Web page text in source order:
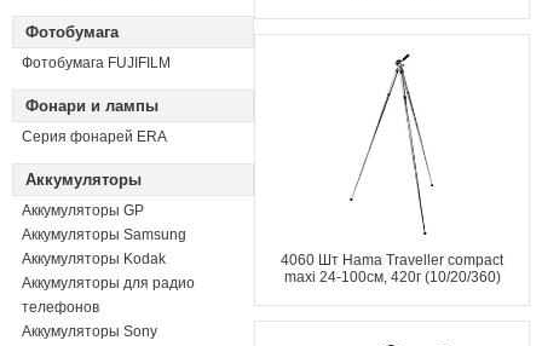
Фотобумага
Фотобумага FUJIFILM
Фонари и лампы
Серия фонарей ERA
Аккумуляторы
Аккумуляторы GP
Аккумуляторы Samsung
Аккумуляторы Kodak
Аккумуляторы для радио
телефонов
Аккумуляторы Sony
4060 Шт Hama Traveller compact
maxi 24-100см, 420г (10/20/360)